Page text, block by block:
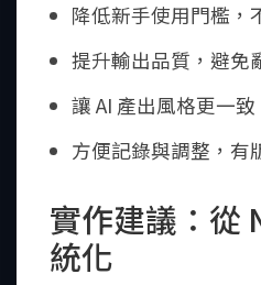
降低新手使用門檻，
提升輸出品質，避免
讓 AI 產出風格更一
方便記錄與調整，有
實作建議：從
統化